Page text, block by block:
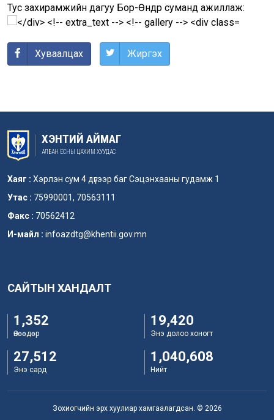
Тус захирамжийн дагуу Бор-Өндөр суманд ажиллаж:
Хуваалцах Жиргэх
ХЭНТИЙ АЙМАГ
АЛБАН ЁСНЫ ЦАХИМ ХУУДАС
Хаяг : Хэрлэн сум 4 дүгээр баг Сэцэнхааны гудамж 1
Утас : 75990001, 70563111
Факс : 70562412
И-майл : infoazdtg@khentii.gov.mn
САЙТЫН ХАНДАЛТ
1,352
Өнөөдөр
19,420
Энэ долоо хоногт
27,512
Энэ сард
1,040,608
Нийт
Зохиогчийн эрх хуулиар хамгаалагдсан. © 2026